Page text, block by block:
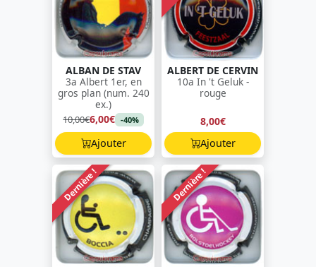
ALBAN DE STAV
3a Albert 1er, en
gros plan (num. 240
ex.)
10,00€6,00€ -40%
Ajouter
ALBERT DE CERVIN
10a In 't Geluk -
rouge
8,00€
Ajouter
Dernière ! Dernière !